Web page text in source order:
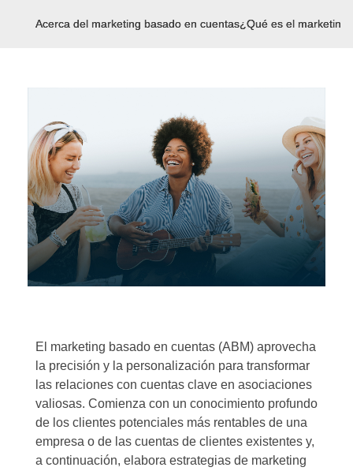
Acerca del marketing basado en cuentas¿Qué es el marketing
El marketing basado en cuentas (ABM) aprovecha
la precisión y la personalización para transformar
las relaciones con cuentas clave en asociaciones
valiosas. Comienza con un conocimiento profundo
de los clientes potenciales más rentables de una
empresa o de las cuentas de clientes existentes y,
a continuación, elabora estrategias de marketing